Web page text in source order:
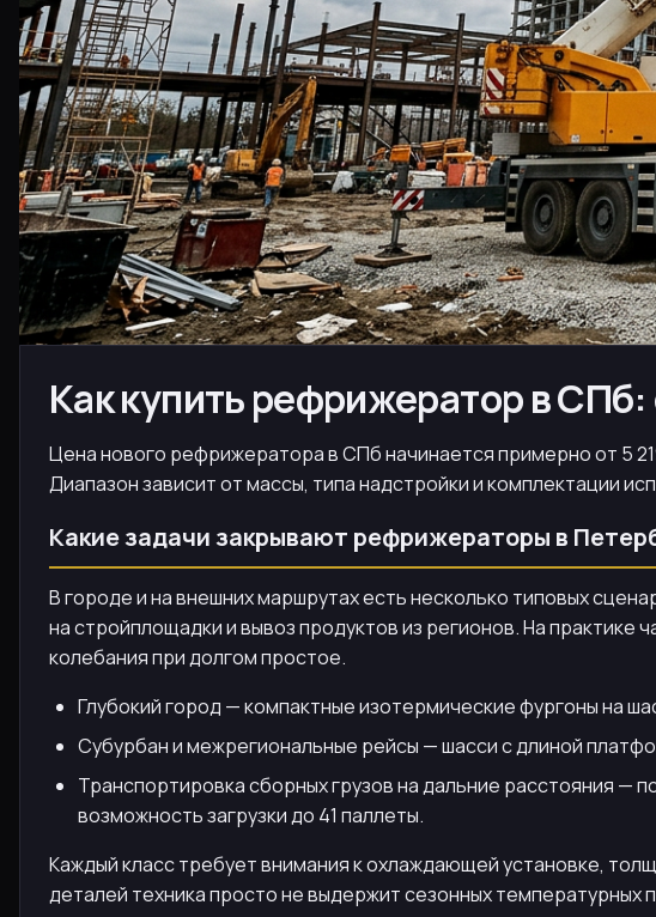
Как купить рефрижератор в
Цена нового рефрижератора в СПб начинается примерно от 5
Диапазон зависит от массы, типа надстройки и комплектации
Какие задачи закрывают рефрижераторы в
В городе и на внешних маршрутах есть несколько типовых
на стройплощадки и вывоз продуктов из регионов. На
колебания при долгом простое.
Глубокий город — компактные изотермические фургоны на
Субурбан и межрегиональные рейсы — шасси с длиной
Транспортировка сборных грузов на дальние расстояния —
возможность загрузки до 41 паллеты.
Каждый класс требует внимания к охлаждающей установке,
деталей техника просто не выдержит сезонных температурных